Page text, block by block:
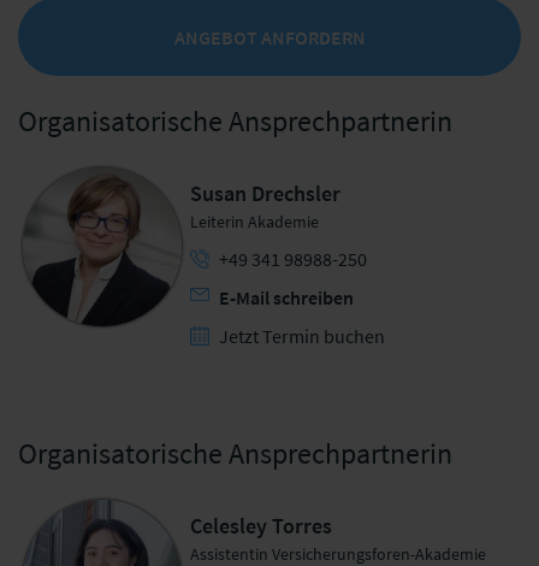
ANGEBOT ANFORDERN
Organisatorische Ansprechpartnerin
Susan Drechsler
Leiterin Akademie
+49 341 98988-250
E-Mail schreiben
Jetzt Termin buchen
Organisatorische Ansprechpartnerin
Celesley Torres
Assistentin Versicherungsforen-Akademie